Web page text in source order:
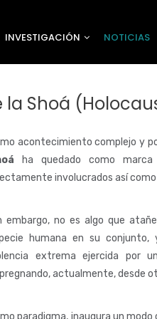
INVESTIGACIÓN NOTICIAS
la Shoá
acontecimiento complejo y
ha quedado como
involucrados así
embargo, no es algo que
humana en su
extrema ejercida por
actualmente, desde
paradigma, inaugura un